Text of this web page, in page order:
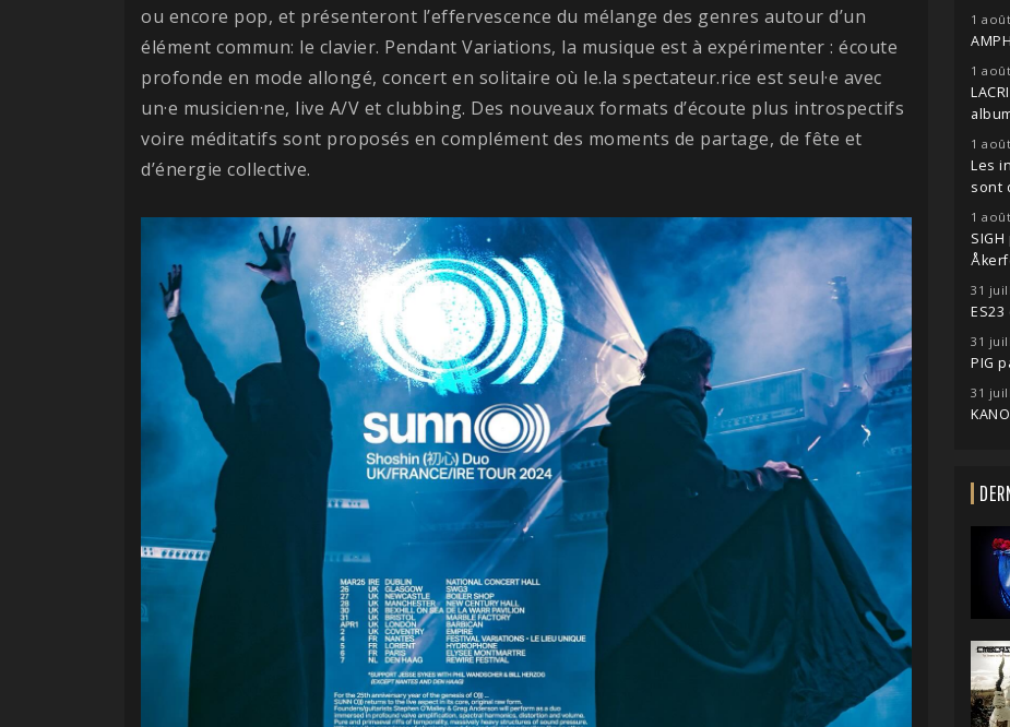
ou encore pop, et présenteront l’effervescence du mélange des genres autour d’un
élément commun: le clavier. Pendant Variations, la musique est à expérimenter : écoute
profonde en mode allongé, concert en solitaire où le.la spectateur.rice est seul·e avec
un·e musicien·ne, live A/V et clubbing. Des nouveaux formats d’écoute plus introspectifs
voire méditatifs sont proposés en complément des moments de partage, de fête et
d’énergie collective.
1
1
1
Les
sont
1
31
31
PIG
31